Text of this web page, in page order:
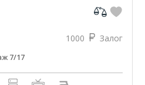
1000 Залог
7/17